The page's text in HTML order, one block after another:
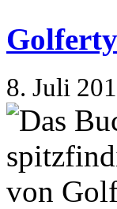
8. Juli